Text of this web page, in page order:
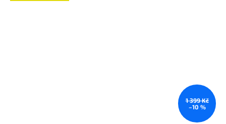
1 399 Kč
–10 %